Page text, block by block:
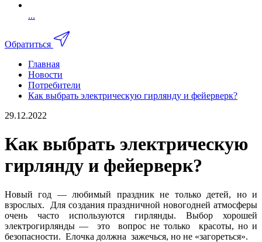
...
Обратиться
Главная
Новости
Потребители
Как выбрать электрическую гирлянду и фейерверк?
29.12.2022
Как выбрать электрическую
гирлянду и фейерверк?
Новый год — любимый праздник не только детей, но и
взрослых. Для создания праздничной новогодней атмосферы
очень часто используются гирлянды. Выбор хорошей
электрогирлянды — это вопрос не только красоты, но и
безопасности. Елочка должна зажечься, но не «загореться».